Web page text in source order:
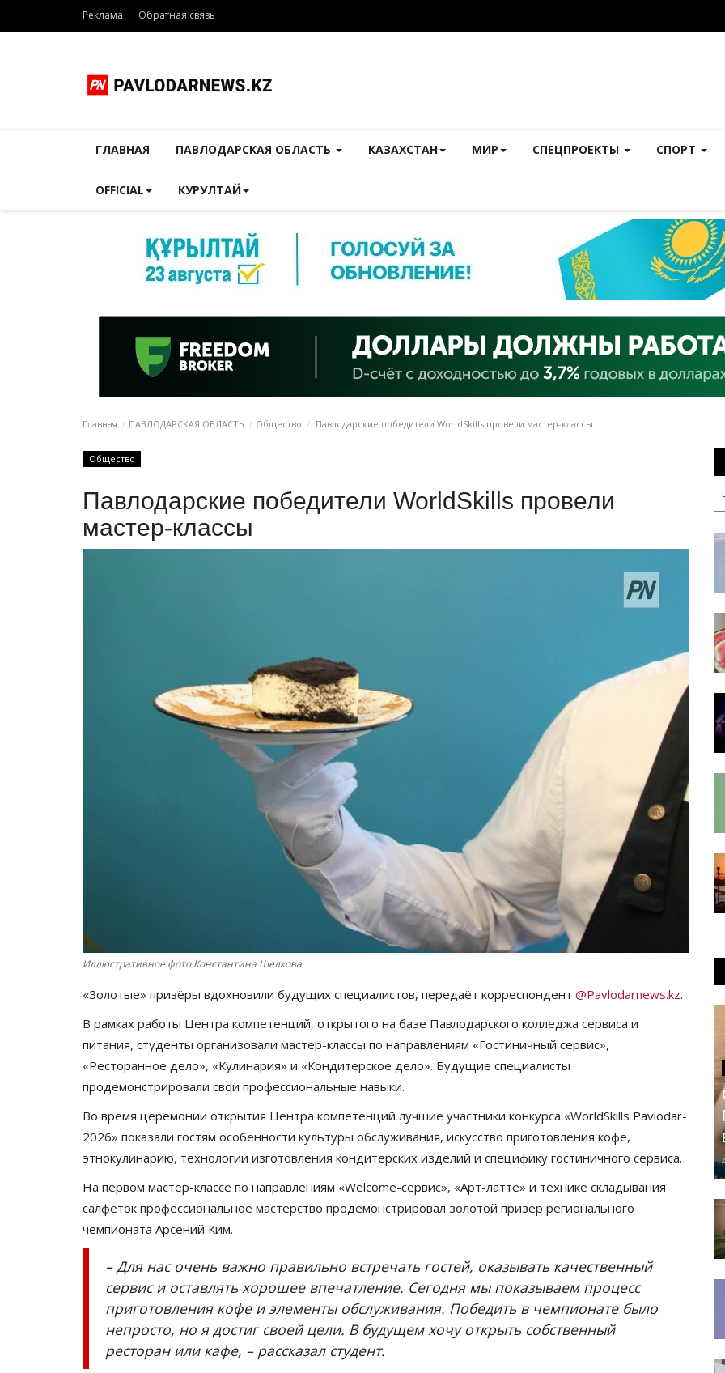
Реклама Обратная связь
ГЛАВНАЯ ПАВЛОДАРСКАЯ ОБЛАСТЬ КАЗАХСТАН МИР СПЕЦПРОЕКТЫ СПОРТ
OFFICIAL КУРУЛТАЙ
Главная ПАВЛОДАРСКАЯ ОБЛАСТЬ Общество Павлодарские победители WorldSkills провели мастер-классы
Общество
Павлодарские победители WorldSkills провели
мастер-классы
Иллюстративное фото Константина Шелкова
«Золотые» призёры вдохновили будущих специалистов, передаёт корреспондент @Pavlodarnews.kz.
В рамках работы Центра компетенций, открытого на базе Павлодарского колледжа сервиса и
питания, студенты организовали мастер-классы по направлениям «Гостиничный сервис»,
«Ресторанное дело», «Кулинария» и «Кондитерское дело». Будущие специалисты
продемонстрировали свои профессиональные навыки.
Во время церемонии открытия Центра компетенций лучшие участники конкурса «WorldSkills Pavlodar-
2026» показали гостям особенности культуры обслуживания, искусство приготовления кофе,
этнокулинарию, технологии изготовления кондитерских изделий и специфику гостиничного сервиса.
На первом мастер-классе по направлениям «Welcome-сервис», «Арт-латте» и технике складывания
салфеток профессиональное мастерство продемонстрировал золотой призёр регионального
чемпионата Арсений Ким.
– Для нас очень важно правильно встречать гостей, оказывать качественный
сервис и оставлять хорошее впечатление. Сегодня мы показываем процесс
приготовления кофе и элементы обслуживания. Победить в чемпионате было
непросто, но я достиг своей цели. В будущем хочу открыть собственный
ресторан или кафе, – рассказал студент.